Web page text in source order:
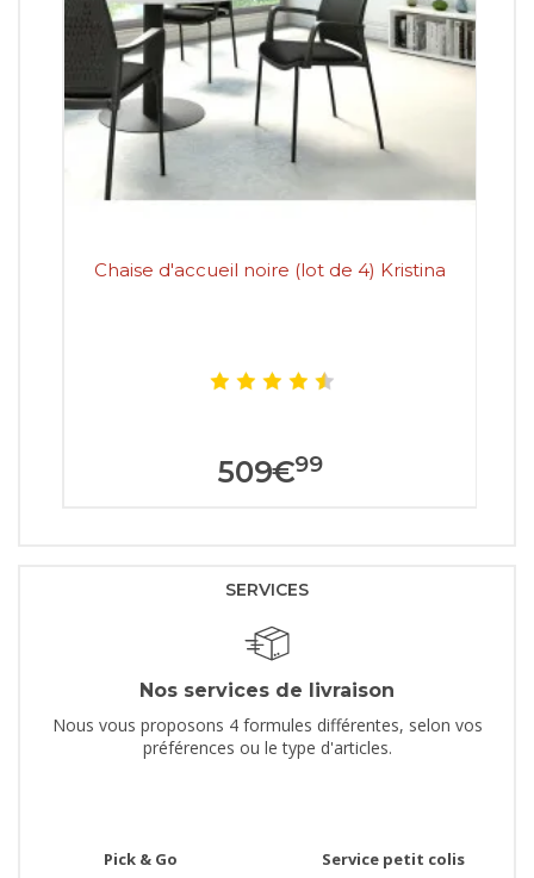
Chaise d'accueil noire (lot de 4) Kristina
509€99
SERVICES
Nos services de livraison
Nous vous proposons 4 formules différentes, selon vos
préférences ou le type d'articles.
Pick & Go Service petit colis